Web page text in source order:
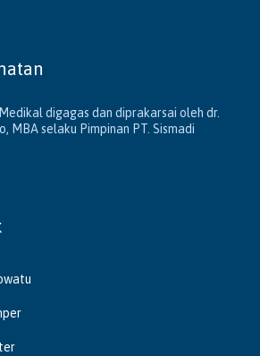
digagas dan diprakarsai oleh dr.
MBA selaku Pimpinan PT. Sismadi